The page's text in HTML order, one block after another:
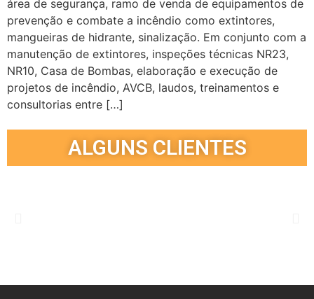
área de segurança, ramo de venda de equipamentos de
prevenção e combate a incêndio como extintores,
mangueiras de hidrante, sinalização. Em conjunto com a
manutenção de extintores, inspeções técnicas NR23,
NR10, Casa de Bombas, elaboração e execução de
projetos de incêndio, AVCB, laudos, treinamentos e
consultorias entre […]
ALGUNS CLIENTES